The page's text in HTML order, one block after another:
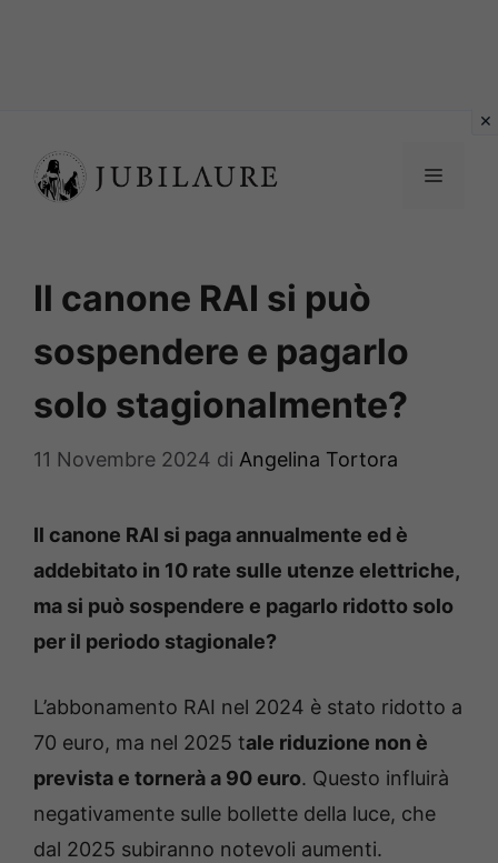
contenuto
MENU
Il canone RAI si può
sospendere e pagarlo
solo stagionalmente?
11 Novembre 2024 di Angelina Tortora
Il canone RAI si paga annualmente ed è
addebitato in 10 rate sulle utenze elettriche,
ma si può sospendere e pagarlo ridotto solo
per il periodo stagionale?
L’abbonamento RAI nel 2024 è stato ridotto a
70 euro, ma nel 2025 tale riduzione non è
prevista e tornerà a 90 euro. Questo influirà
negativamente sulle bollette della luce, che
dal 2025 subiranno notevoli aumenti.